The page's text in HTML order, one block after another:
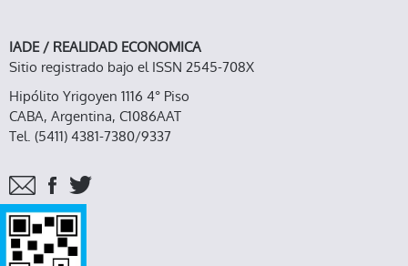
IADE / REALIDAD ECONOMICA
Sitio registrado bajo el ISSN 2545-708X
Hipólito Yrigoyen 1116 4° Piso
CABA, Argentina, C1086AAT
Tel. (5411) 4381-7380/9337